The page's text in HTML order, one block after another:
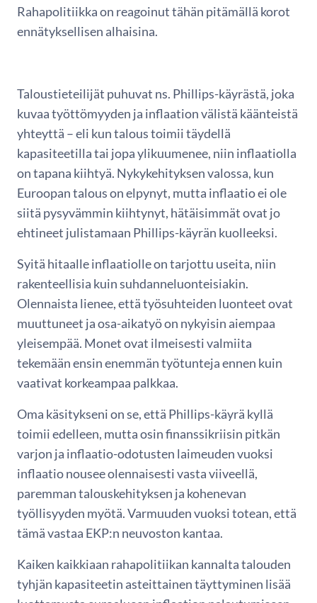
Rahapolitiikka on reagoinut tähän pitämällä korot
ennätyksellisen alhaisina.
Taloustieteilijät puhuvat ns. Phillips-käyrästä, joka
kuvaa työttömyyden ja inflaation välistä käänteistä
yhteyttä – eli kun talous toimii täydellä
kapasiteetilla tai jopa ylikuumenee, niin inflaatiolla
on tapana kiihtyä. Nykykehityksen valossa, kun
Euroopan talous on elpynyt, mutta inflaatio ei ole
siitä pysyvämmin kiihtynyt, hätäisimmät ovat jo
ehtineet julistamaan Phillips-käyrän kuolleeksi.
Syitä hitaalle inflaatiolle on tarjottu useita, niin
rakenteellisia kuin suhdanneluonteisiakin.
Olennaista lienee, että työsuhteiden luonteet ovat
muuttuneet ja osa-aikatyö on nykyisin aiempaa
yleisempää. Monet ovat ilmeisesti valmiita
tekemään ensin enemmän työtunteja ennen kuin
vaativat korkeampaa palkkaa.
Oma käsitykseni on se, että Phillips-käyrä kyllä
toimii edelleen, mutta osin finanssikriisin pitkän
varjon ja inflaatio-odotusten laimeuden vuoksi
inflaatio nousee olennaisesti vasta viiveellä,
paremman talouskehityksen ja kohenevan
työllisyyden myötä. Varmuuden vuoksi totean, että
tämä vastaa EKP:n neuvoston kantaa.
Kaiken kaikkiaan rahapolitiikan kannalta talouden
tyhjän kapasiteetin asteittainen täyttyminen lisää